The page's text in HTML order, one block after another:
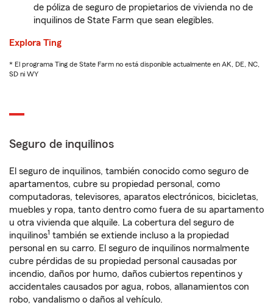
de póliza de seguro de propietarios de vivienda no de
inquilinos de State Farm que sean elegibles.
Explora Ting
* El programa Ting de State Farm no está disponible actualmente en AK, DE, NC,
SD ni WY
Seguro de inquilinos
El seguro de inquilinos, también conocido como seguro de
apartamentos, cubre su propiedad personal, como
computadoras, televisores, aparatos electrónicos, bicicletas,
muebles y ropa, tanto dentro como fuera de su apartamento
u otra vivienda que alquile. La cobertura del seguro de
inquilinos1 también se extiende incluso a la propiedad
personal en su carro. El seguro de inquilinos normalmente
cubre pérdidas de su propiedad personal causadas por
incendio, daños por humo, daños cubiertos repentinos y
accidentales causados por agua, robos, allanamientos con
robo, vandalismo o daños al vehículo.